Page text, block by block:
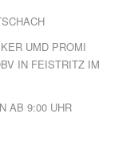
UMD PROMI
IN FEISTRITZ IM
AB 9:00 UHR